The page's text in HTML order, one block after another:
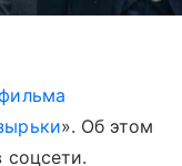
». Об этом
соцсети.